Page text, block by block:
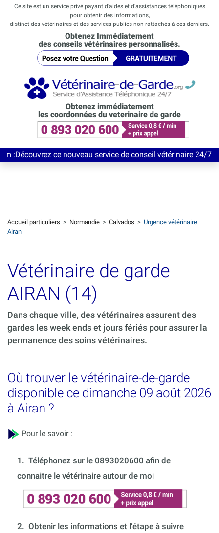
Ce site est un service privé payant d’aides et d’assistances téléphoniques
pour obtenir des informations,
distinct des vétérinaires et des services publics non-rattachés à ces derniers.
Obtenez Immédiatement
des conseils vétérinaires personnalisés.
Obtenez immédiatement
les coordonnées du veterinaire de garde
ce nouveau service de conseil vétérinaire 24/7
Accueil particuliers > Normandie > Calvados > Urgence vétérinaire
Airan
Vétérinaire de garde
AIRAN (14)
Dans chaque ville, des vétérinaires assurent des
gardes les week ends et jours fériés pour assurer la
permanence des soins vétérinaires.
Où trouver le vétérinaire-de-garde
disponible ce dimanche 09 août 2026
à Airan ?
Pour le savoir :
1. Téléphonez sur le 0893020600 afin de
connaitre le vétérinaire autour de moi
2. Obtenir les informations et l’étape à suivre